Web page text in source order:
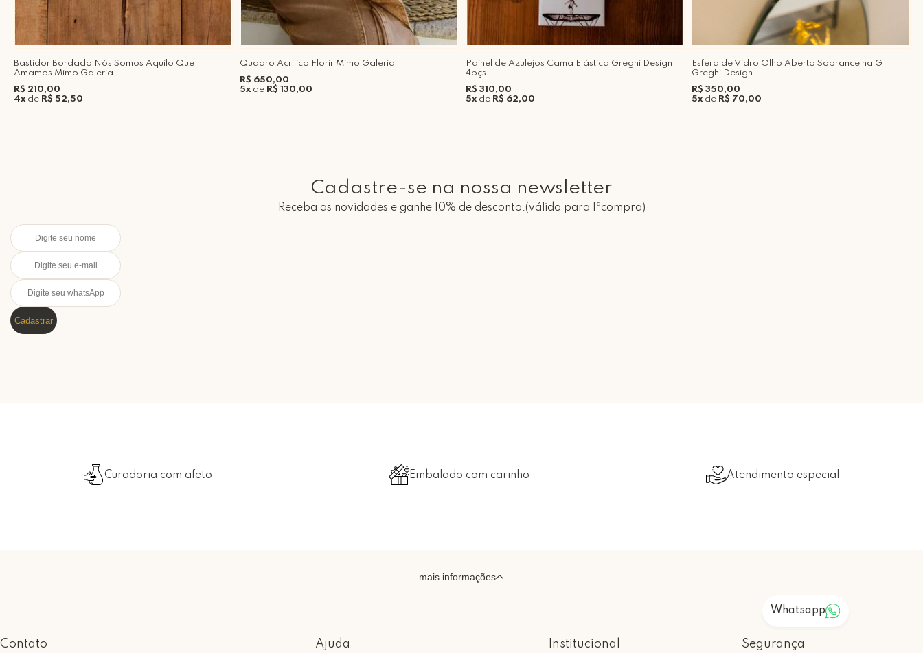
Bastidor Bordado Nós Somos Aquilo Que
Amamos Mimo Galeria
R$ 210,00
4xde R$ 52,50
Quadro Acrílico Florir Mimo Galeria
R$ 650,00
5xde R$ 130,00
Painel de Azulejos Cama Elástica Greghi Design
4pçs
R$ 310,00
5xde R$ 62,00
Esfera de Vidro Olho Aberto Sobrancelha G
Greghi Design
R$ 350,00
5xde R$ 70,00
Cadastre-se na nossa newsletter
Receba as novidades e ganhe 10% de desconto.(válido para 1ªcompra)
Cadastrar
Curadoria com afeto Embalado com carinho Atendimento especial
Whatsapp
mais informações
Contato Ajuda Institucional Segurança